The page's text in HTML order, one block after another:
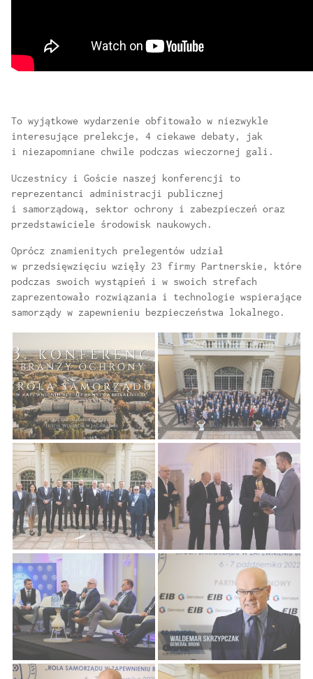
To wyjątkowe wydarzenie obfitowało w niezwykle
interesujące prelekcje, 4 ciekawe debaty, jak
i niezapomniane chwile podczas wieczornej gali.
Uczestnicy i Goście naszej konferencji to
reprezentanci administracji publicznej
i samorządową, sektor ochrony i zabezpieczeń oraz
przedstawiciele środowisk naukowych.
Oprócz znamienitych prelegentów udział
w przedsięwzięciu wzięły 23 firmy Partnerskie, które
podczas swoich wystąpień i w swoich strefach
zaprezentowało rozwiązania i technologie wspierające
samorządy w zapewnieniu bezpieczeństwa lokalnego.